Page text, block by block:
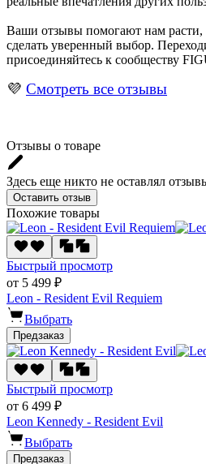
Ваши отзывы помогают нам расти,
сделать уверенный выбор.
присоединяйтесь к сообществу
💜 Смотреть все отзывы
Отзывы о товаре
Здесь еще никто не оставлял
Оставить отзыв
Похожие товары
Быстрый просмотр
от 5 499 ₽
Leon - Resident Evil Requiem
Выбрать
Предзаказ
Быстрый просмотр
от 6 499 ₽
Leon Kennedy - Resident Evil
Выбрать
Предзаказ